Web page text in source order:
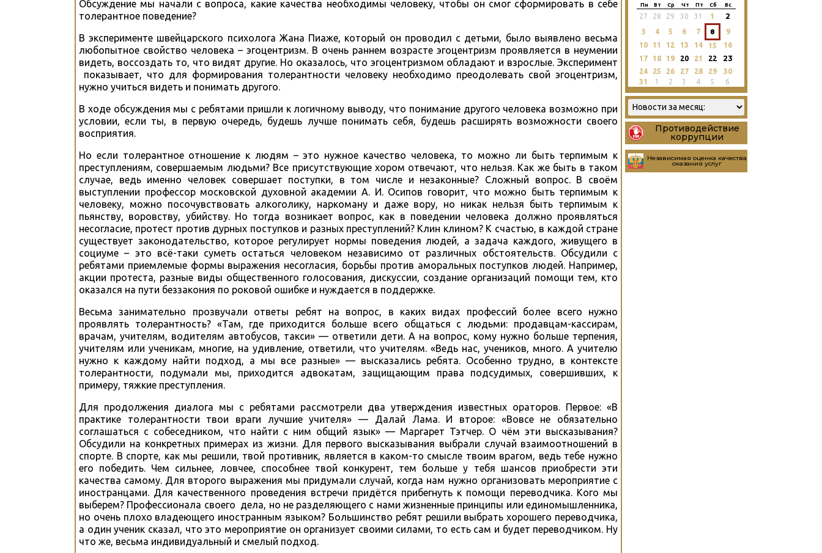
Обсуждение мы начали с вопроса, какие качества необходимы человеку, чтобы он смог сформировать в себе
толерантное поведение?
В эксперименте швейцарского психолога Жана Пиаже, который он проводил с детьми, было выявлено весьма
любопытное свойство человека – эгоцентризм. В очень раннем возрасте эгоцентризм проявляется в неумении
видеть, воссоздать то, что видят другие. Но оказалось, что эгоцентризмом обладают и взрослые. Эксперимент
показывает, что для формирования толерантности человеку необходимо преодолевать свой эгоцентризм,
нужно учиться видеть и понимать другого.
В ходе обсуждения мы с ребятами пришли к логичному выводу, что понимание другого человека возможно при
условии, если ты, в первую очередь, будешь лучше понимать себя, будешь расширять возможности своего
восприятия.
Но если толерантное отношение к людям – это нужное качество человека, то можно ли быть терпимым к
преступлениям, совершаемым людьми? Все присутствующие хором отвечают, что нельзя. Как же быть в таком
случае, ведь именно человек совершает поступки, в том числе и незаконные? Сложный вопрос. В своём
выступлении профессор московской духовной академии А. И. Осипов говорит, что можно быть терпимым к
человеку, можно посочувствовать алкоголику, наркоману и даже вору, но никак нельзя быть терпимым к
пьянству, воровству, убийству. Но тогда возникает вопрос, как в поведении человека должно проявляться
несогласие, протест против дурных поступков и разных преступлений? Клин клином? К счастью, в каждой стране
существует законодательство, которое регулирует нормы поведения людей, а задача каждого, живущего в
социуме – это всё-таки суметь остаться человеком независимо от различных обстоятельств. Обсудили с
ребятами приемлемые формы выражения несогласия, борьбы против аморальных поступков людей. Например,
акции протеста, разные виды общественного голосования, дискуссии, создание организаций помощи тем, кто
оказался на пути беззакония по роковой ошибке и нуждается в поддержке.
Весьма занимательно прозвучали ответы ребят на вопрос, в каких видах профессий более всего нужно
проявлять толерантность? «Там, где приходится больше всего общаться с людьми: продавцам-кассирам,
врачам, учителям, водителям автобусов, такси» — ответили дети. А на вопрос, кому нужно больше терпения,
учителям или ученикам, многие, на удивление, ответили, что учителям. «Ведь нас, учеников, много. А учителю
нужно к каждому найти подход, а мы все разные» — высказались ребята. Особенно трудно, в контексте
толерантности, подумали мы, приходится адвокатам, защищающим права подсудимых, совершивших, к
примеру, тяжкие преступления.
Для продолжения диалога мы с ребятами рассмотрели два утверждения известных ораторов. Первое: «В
практике толерантности твои враги лучшие учителя» — Далай Лама. И второе: «Вовсе не обязательно
соглашаться с собеседником, что найти с ним общий язык» — Маргарет Тэтчер. О чём эти высказывания?
Обсудили на конкретных примерах из жизни. Для первого высказывания выбрали случай взаимоотношений в
спорте. В спорте, как мы решили, твой противник, является в каком-то смысле твоим врагом, ведь тебе нужно
его победить. Чем сильнее, ловчее, способнее твой конкурент, тем больше у тебя шансов приобрести эти
качества самому. Для второго выражения мы придумали случай, когда нам нужно организовать мероприятие с
иностранцами. Для качественного проведения встречи придётся прибегнуть к помощи переводчика. Кого мы
выберем? Профессионала своего дела, но не разделяющего с нами жизненные принципы или единомышленника,
но очень плохо владеющего иностранным языком? Большинство ребят решили выбрать хорошего переводчика,
а один ученик сказал, что это мероприятие он организует своими силами, то есть сам и будет переводчиком. Ну
что же, весьма индивидуальный и смелый подход.
Пн Вт Ср Чт Пт Сб Вс
27 28 29 30 31 1 2
3 4 5 6 7 8
9
10
11 12 13 14 15
16
17
18 19 20 21 22 23
24 25 26 27 28 29
30
31
1 2 3 4 5 6
Противодействие
коррупции
Независимая оценка качества
оказания услуг